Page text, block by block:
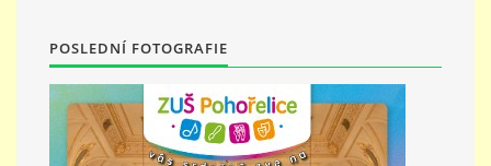
POSLEDNÍ FOTOGRAFIE